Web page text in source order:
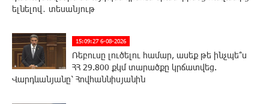
ելնելով․ տեսանյութ
15:09:27 6-08-2026
Ռեբուսը լուծելու համար, ասեք թե ինչպե՞ս
ՀՀ 29.800 քկմ տարածքը կրճատվեց.
Վարդևանյանը՝ Հովհաննիսյանին